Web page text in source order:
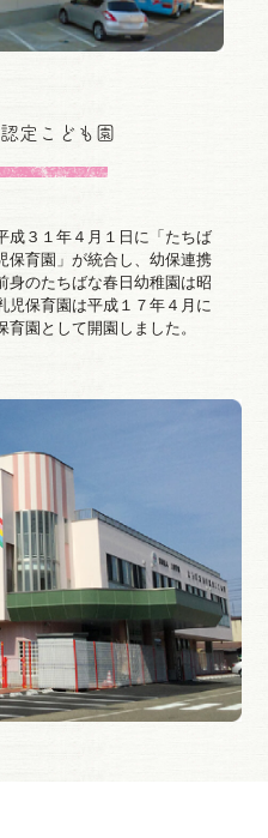
定こども園
成３１年４月１日に「たちば
保育園」が統合し、幼保連携
身のたちばな春日幼稚園は昭
児保育園は平成１７年４月に
園として開園しました。